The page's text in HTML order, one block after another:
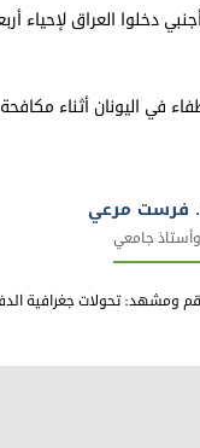
أجنبي دخلوا العراق لإحياء
في اليونان أثناء
فرست مرعي
جامعي
ومشهد: تحولات جغرافية